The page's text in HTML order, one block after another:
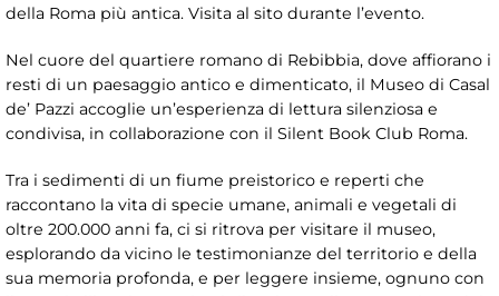
della Roma più antica. Visita al sito durante l’evento.
Nel cuore del quartiere romano di Rebibbia, dove affiorano i
resti di un paesaggio antico e dimenticato, il Museo di Casal
de’ Pazzi accoglie un’esperienza di lettura silenziosa e
condivisa, in collaborazione con il Silent Book Club Roma.
Tra i sedimenti di un fiume preistorico e reperti che
raccontano la vita di specie umane, animali e vegetali di
oltre 200.000 anni fa, ci si ritrova per visitare il museo,
esplorando da vicino le testimonianze del territorio e della
sua memoria profonda, e per leggere insieme, ognuno con